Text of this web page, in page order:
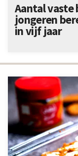
Aantal vaste
jongeren
in vijf jaar